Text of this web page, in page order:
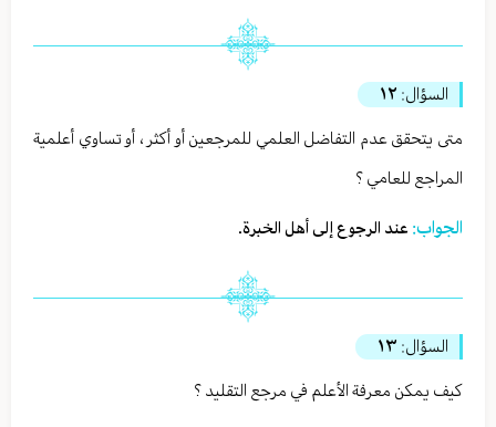
السؤال: ١٢
متى يتحقق عدم التفاضل العلمي للمرجعين أو أكثر ، أو تساوي أعلمية
المراجع للعامي ؟
الجواب: عند الرجوع إلى أهل الخبرة.
السؤال: ١٣
كيف يمكن معرفة الأعلم في مرجع التقليد ؟